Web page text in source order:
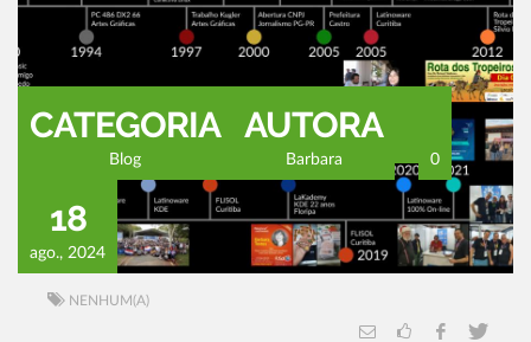
CATEGORIA
Blog
AUTORA
Barbara 0
18
ago., 2024
NENHUM(A)